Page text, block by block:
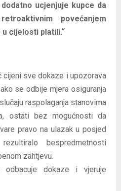
ucjenjuje kupce da
povećanjem
cijelosti platili.“
cijeni sve dokaze i upozorava
se odbije mjera osiguranja
raspolaganja stanovima
ostati bez mogućnosti da
pravo na ulazak u posjed
bespredmetnosti
zahtjevu.
odbacuje dokaze i vjeruje